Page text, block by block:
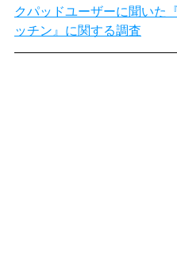
クパッドユーザーに聞いた
ッチン』に関する調査